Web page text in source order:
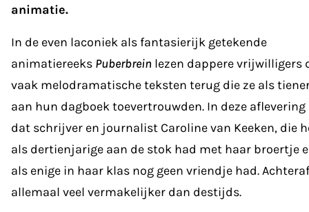
animatie.
In de even laconiek als fantasierijk getekende
animatiereeks Puberbrein lezen dappere vrijwilligers
vaak melodramatische teksten terug die ze als
aan hun dagboek toevertrouwden. In deze aflevering
dat schrijver en journalist Caroline van Keeken, die
als dertienjarige aan de stok had met haar broertje
als enige in haar klas nog geen vriendje had. Achteraf
allemaal veel vermakelijker dan destijds.